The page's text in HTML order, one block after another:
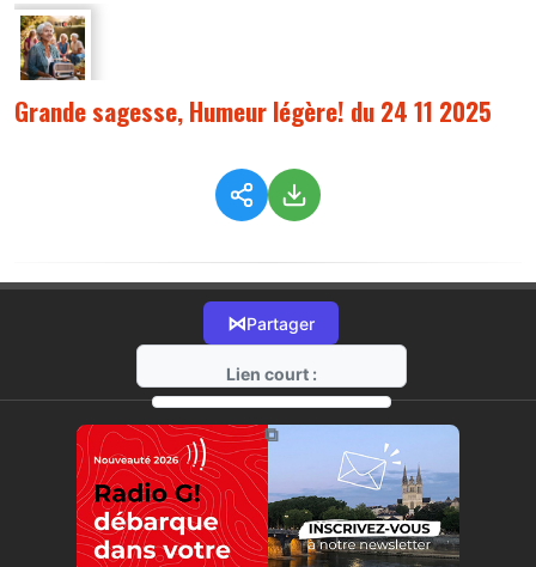
Grande sagesse, Humeur légère! du 24 11 2025
⋈Partager
Lien court :
https://radio-g.fr?19524
⧉